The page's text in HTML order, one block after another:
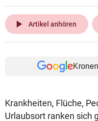
play_arrow Artikel anhören
Krankheiten, Flüche,
Urlaubsort ranken sich